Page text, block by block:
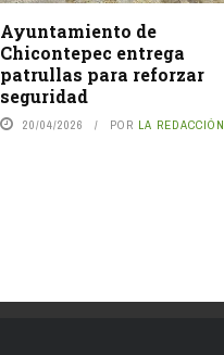
Ayuntamiento de
Chicontepec entrega
patrullas para reforzar
seguridad
20/04/2026 POR LA REDACCIÓN